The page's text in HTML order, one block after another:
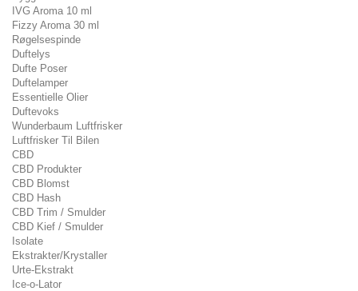
IVG Aroma 10 ml
Fizzy Aroma 30 ml
Røgelsespinde
Duftelys
Dufte Poser
Duftelamper
Essentielle Olier
Duftevoks
Wunderbaum Luftfrisker
Luftfrisker Til Bilen
CBD
CBD Produkter
CBD Blomst
CBD Hash
CBD Trim / Smulder
CBD Kief / Smulder
Isolate
Ekstrakter/Krystaller
Urte-Ekstrakt
Ice-o-Lator